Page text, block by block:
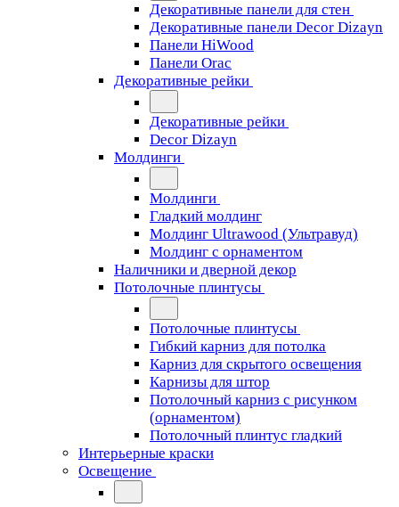
Декоративные панели для стен
Декоративные панели Decor Dizayn
Панели HiWood
Панели Orac
Декоративные рейки
Декоративные рейки
Decor Dizayn
Молдинги
Молдинги
Гладкий молдинг
Молдинг Ultrawood (Ультравуд)
Молдинг с орнаментом
Наличники и дверной декор
Потолочные плинтусы
Потолочные плинтусы
Гибкий карниз для потолка
Карниз для скрытого освещения
Карнизы для штор
Потолочный карниз с рисунком
(орнаментом)
Потолочный плинтус гладкий
Интерьерные краски
Освещение